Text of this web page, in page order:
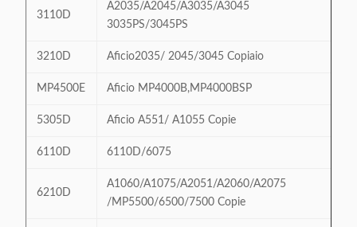
3110D
A2035/A2045/A3035/A3045
3035PS/3045PS
3210D Aficio2035/ 2045/3045 Copiaio
MP4500E Aficio MP4000B,MP4000BSP
5305D Aficio A551/ A1055 Copie
6110D 6110D/6075
6210D
A1060/A1075/A2051/A2060/A2075
/MP5500/6500/7500 Copie